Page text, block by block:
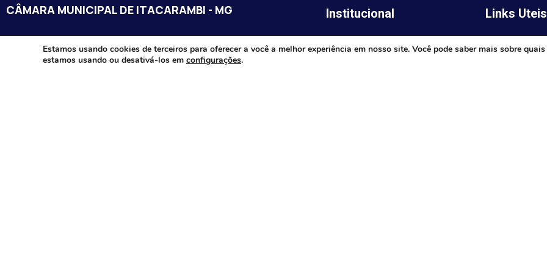
CÂMARA MUNICIPAL DE ITACARAMBI - MG
Endereço: Av. Juca Nascimento, n.º 240, Nossa Senhora de Fátima,
Itacarambi/MG – CEP: 39470-000
Institucional
Legislativo
Links Uteis
Prefeitura de
Estamos usando cookies de terceiros para oferecer a você a melhor experiência em nosso site. Você pode saber mais sobre
estamos usando ou desativá-los em configurações.